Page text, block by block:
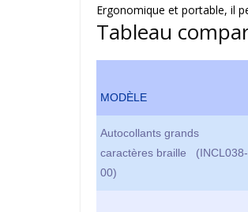
Ergonomique et portable, il
Tableau
MODÈLE
Autocollants grands
caractères braille (INCL038-
00)